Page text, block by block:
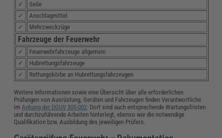
✓
Seile
✓
Anschlagmittel
✓
Mehrzweckzüge
Fahrzeuge der Feuerwehr
✓
Feuerwehrfahrzeuge allgemein
✓
Hubrettungsfahrzeuge
✓
Rettungskörbe an Hubrettungsfahrzeugen
Weitere Informationen sowie eine Übersicht über alle erforderlichen
Prüfungen von Ausrüstung, Geräten und Fahrzeugen finden Verantwortliche
imAnhang der DGUV 305-002. Dort sind auch entsprechende Wartungsfristen
und durchzuführende Arbeiten hinterlegt, ebenso wie die notwendige
Qualifikation bzw. Ausbildung des jeweiligen Prüfers.